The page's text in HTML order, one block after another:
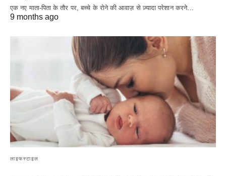
एक नए माता-पिता के तौर पर, बच्चे के रोने की आवाज़ से ज़्यादा परेशान करने…
9 months ago
लाइफस्टाइल